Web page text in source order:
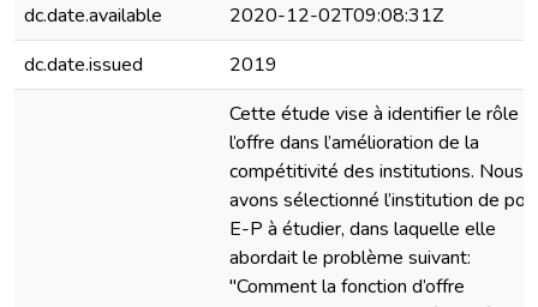
dc.date.available
2020-12-02T09:08:31Z
dc.date.issued
2019
Cette étude vise à identifier le rôle
l’offre dans l’amélioration de la
compétitivité des institutions. Nous
avons sélectionné l’institution de port
E-P à étudier, dans laquelle elle
abordait le problème suivant:
"Comment la fonction d’offre